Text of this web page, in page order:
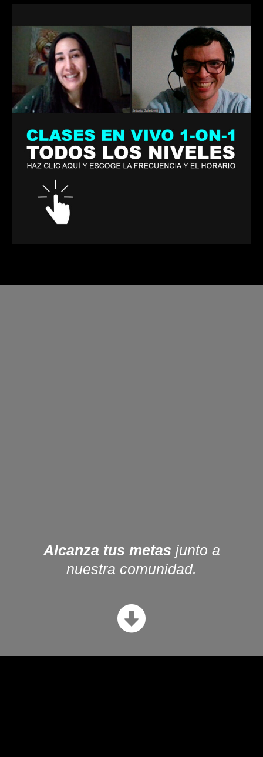
Alcanza tus metas junto a
nuestra comunidad.